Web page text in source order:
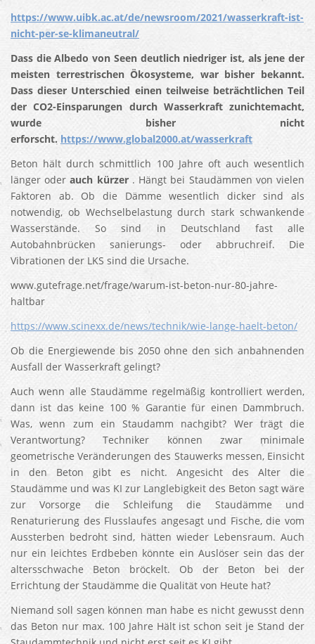
https://www.uibk.ac.at/de/newsroom/2021/wasserkraft-ist-
nicht-per-se-klimaneutral/
Dass die Albedo von Seen deutlich niedriger ist, als jene der
meisten terrestrischen Ökosysteme, war bisher bekannt.
Dass dieser Unterschied einen teilweise beträchtlichen Teil
der CO2-Einsparungen durch Wasserkraft zunichtemacht,
wurde bisher nicht
erforscht. https://www.global2000.at/wasserkraft
Beton hält durch schmittlich 100 Jahre oft auch wesentlich
länger oderauch kürzer. Hängt bei Staudämmen von vielen
Faktoren ab. Ob die Dämme wesentlich dicker sind als
notwendig, ob Wechselbelastung durch stark schwankende
Wasserstände. So sind in Deutschland fast alle
Autobahnbrücken sanierungs- oder abbruchreif. Die
Vibrationen der LKS sind die Ursache.
www.gutefrage.net/frage/warum-ist-beton-nur-80-jahre-
haltbar
https://www.scinexx.de/news/technik/wie-lange-haelt-beton/
Ob die Energiewende bis 2050 ohne den sich anbahnenden
Ausfall der Wasserkraft gelingt?
Auch wenn alle Staudämme regelmäßig kontrolliert werden,
dann ist das keine 100 % Garantie für einen Dammbruch.
Was, wenn zum ein Staudamm nachgibt? Wer trägt die
Verantwortung? Techniker können zwar minimale
geometrische Veränderungen des Stauwerks messen, Einsicht
in den Beton gibt es nicht. Angesicht des Alter die
Staudämme und was KI zur Langlebigkeit des Beton sagt wäre
zur Vorsorge die Schleifung die Staudämme und
Renaturierung des Flusslaufes angesagt und Fische, die vom
Aussterben bedroht sind, hätten wieder Lebensraum. Auch
nur ein leichtes Erdbeben könnte ein Auslöser sein das der
altersschwache Beton bröckelt. Ob der Beton bei der
Errichtung der Staudämme die Qualität von Heute hat?
Niemand soll sagen können man habe es nicht gewusst denn
das Beton nur max. 100 Jahre Hält ist schon seit je Stand der